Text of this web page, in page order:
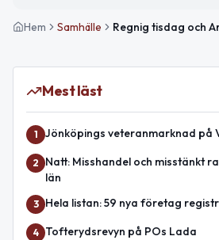
Hem Samhälle
Mest läst
1 Jönköpings veteranmarknad på
2
Natt: Misshandel och misstänkt
län
3 Hela listan: 59 nya företag
4 Tofterydsrevyn på POs Lada